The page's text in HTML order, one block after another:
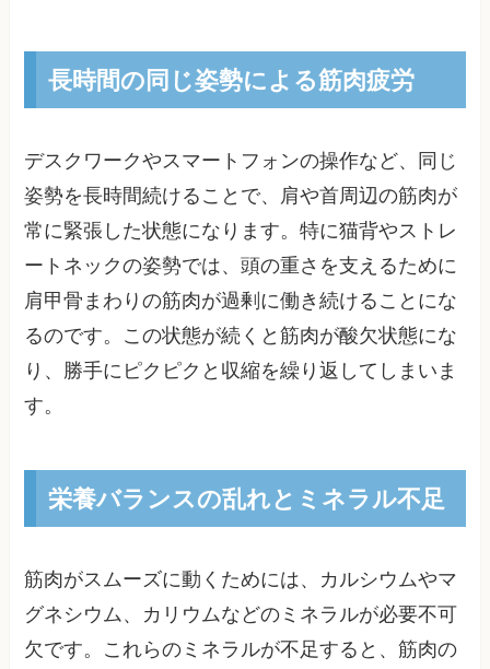
長時間の同じ姿勢による筋肉疲労
デスクワークやスマートフォンの操作など、同じ
姿勢を長時間続けることで、肩や首周辺の筋肉が
常に緊張した状態になります。特に猫背やストレ
ートネックの姿勢では、頭の重さを支えるために
肩甲骨まわりの筋肉が過剰に働き続けることにな
るのです。この状態が続くと筋肉が酸欠状態にな
り、勝手にピクピクと収縮を繰り返してしまいま
す。
栄養バランスの乱れとミネラル不足
筋肉がスムーズに動くためには、カルシウムやマ
グネシウム、カリウムなどのミネラルが必要不可
欠です。これらのミネラルが不足すると、筋肉の